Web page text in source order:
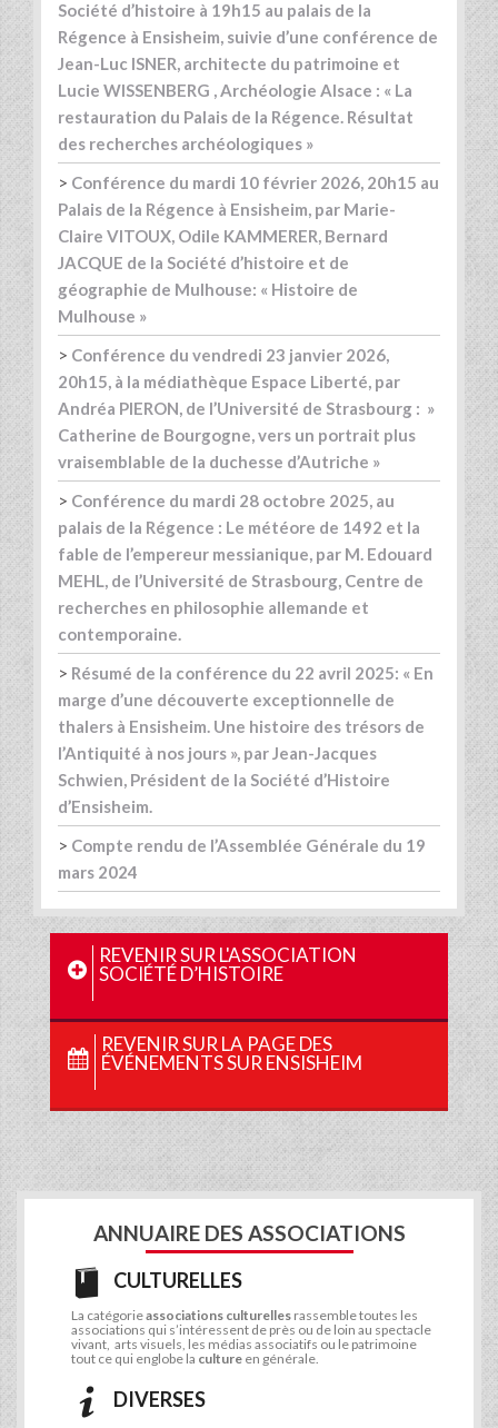
Société d’histoire à 19h15 au palais de la
Régence à Ensisheim, suivie d’une conférence de
Jean-Luc ISNER, architecte du patrimoine et
Lucie WISSENBERG , Archéologie Alsace : « La
restauration du Palais de la Régence. Résultat
des recherches archéologiques »
> Conférence du mardi 10 février 2026, 20h15 au
Palais de la Régence à Ensisheim, par Marie-
Claire VITOUX, Odile KAMMERER, Bernard
JACQUE de la Société d’histoire et de
géographie de Mulhouse: « Histoire de
Mulhouse »
> Conférence du vendredi 23 janvier 2026,
20h15, à la médiathèque Espace Liberté, par
Andréa PIERON, de l’Université de Strasbourg : »
Catherine de Bourgogne, vers un portrait plus
vraisemblable de la duchesse d’Autriche »
> Conférence du mardi 28 octobre 2025, au
palais de la Régence : Le météore de 1492 et la
fable de l’empereur messianique, par M. Edouard
MEHL, de l’Université de Strasbourg, Centre de
recherches en philosophie allemande et
contemporaine.
> Résumé de la conférence du 22 avril 2025: « En
marge d’une découverte exceptionnelle de
thalers à Ensisheim. Une histoire des trésors de
l’Antiquité à nos jours », par Jean-Jacques
Schwien, Président de la Société d’Histoire
d’Ensisheim.
> Compte rendu de l’Assemblée Générale du 19
mars 2024
REVENIR SUR L'ASSOCIATION
SOCIÉTÉ D’HISTOIRE
REVENIR SUR LA PAGE DES
ÉVÉNEMENTS SUR ENSISHEIM
ANNUAIRE DES ASSOCIATIONS
CULTURELLES
La catégorieassociations culturelles rassemble toutes les
associations qui s’intéressent de près ou de loin au spectacle
vivant, arts visuels, les médias associatifs ou le patrimoine
tout ce qui englobe la culture en générale.
DIVERSES